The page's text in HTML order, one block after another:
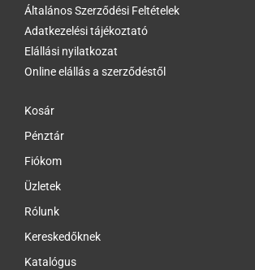
Általános Szerződési Feltételek
Adatkezelési tájékoztató
Elállási nyilatkozat
Online elállás a szerződéstől
Kosár
Pénztár
Fiókom
Üzletek
Rólunk
Kereskedőknek
Katalógus